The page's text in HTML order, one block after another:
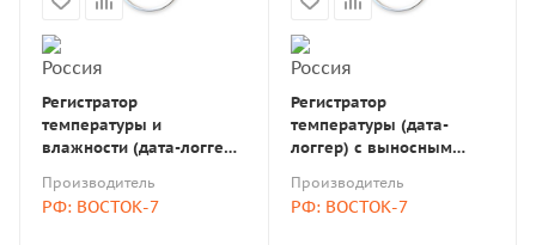
Регистратор
температуры и
влажности (дата-логгер)
многоразовый
портативный модель
Производитель
РФ: ВОСТОК-7
Регистратор
температуры (дата-
логгер) с выносным
портативный модель
AtlasLog-60-В7 для
Производитель
РФ: ВОСТОК-7